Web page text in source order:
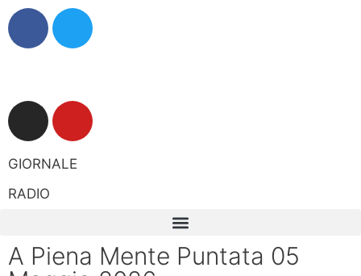
GIORNALE
RADIO
A Piena Mente Puntata 05